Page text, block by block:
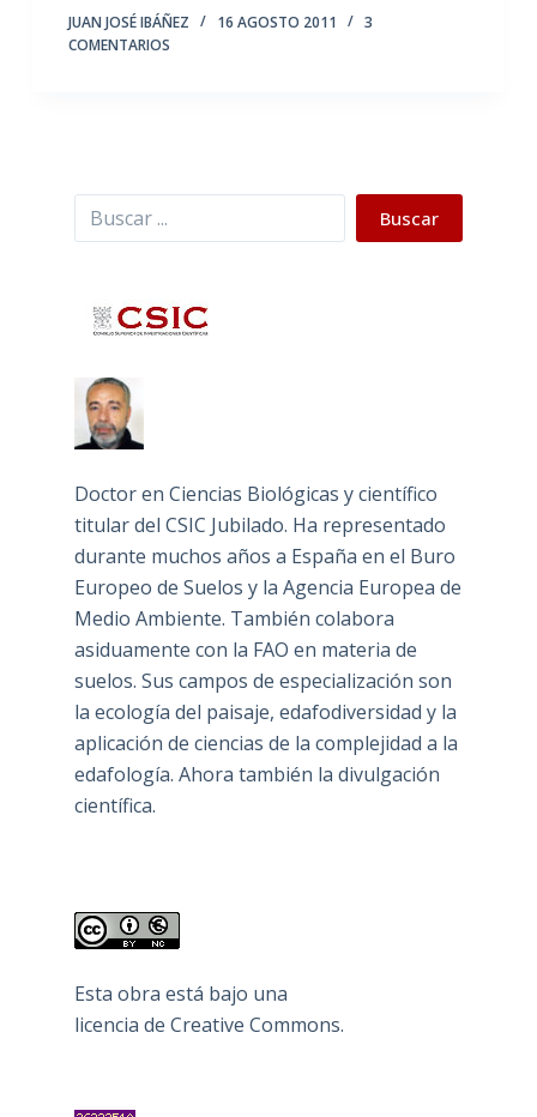
JUAN JOSÉ IBÁÑEZ 16 AGOSTO 2011
3
COMENTARIOS
Buscar Buscar
Doctor en Ciencias Biológicas y científico
titular del CSIC Jubilado. Ha representado
durante muchos años a España en el Buro
Europeo de Suelos y la Agencia Europea de
Medio Ambiente. También colabora
asiduamente con la FAO en materia de
suelos. Sus campos de especialización son
la ecología del paisaje, edafodiversidad y la
aplicación de ciencias de la complejidad a la
edafología. Ahora también la divulgación
científica.
Esta obra está bajo una
licencia de Creative Commons.